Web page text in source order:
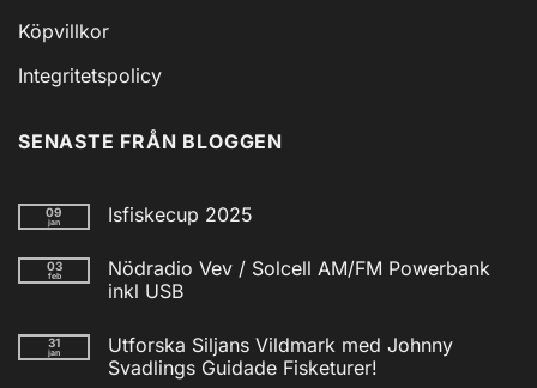
Köpvillkor
Integritetspolicy
SENASTE FRÅN BLOGGEN
09
jan Isfiskecup 2025
till
Isfiskecup
2025
03
feb
Nödradio Vev / Solcell AM/FM Powerbank
inkl USB
till
Nödradio
Vev
31
jan
Utforska Siljans Vildmark med Johnny
Svadlings Guidade Fisketurer!